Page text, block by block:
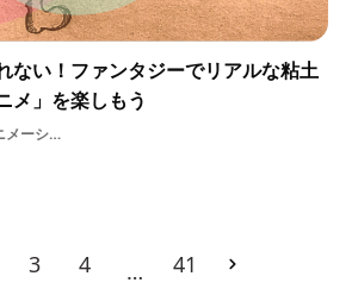
ない！ファンタジーでリアルな粘土
メ」を楽しもう
ションデザイン粘土アートファインアートクレイアニメグラフィックartCG
3 4 … 41